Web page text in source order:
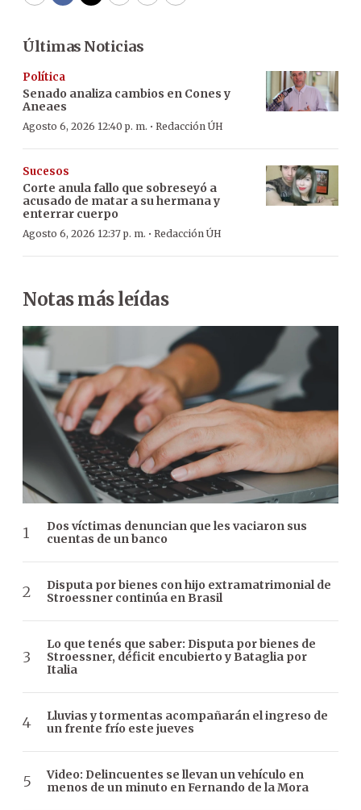
Últimas Noticias
Política
Senado analiza cambios en Cones y
Aneaes
Agosto 6, 2026 12:40 p. m. · Redacción ÚH
Sucesos
Corte anula fallo que sobreseyó a
acusado de matar a su hermana y
enterrar cuerpo
Agosto 6, 2026 12:37 p. m. · Redacción ÚH
Notas más leídas
Dos víctimas denuncian que les vaciaron sus
cuentas de un banco
Disputa por bienes con hijo extramatrimonial de
Stroessner continúa en Brasil
Lo que tenés que saber: Disputa por bienes de
Stroessner, déficit encubierto y Bataglia por
Italia
Lluvias y tormentas acompañarán el ingreso de
un frente frío este jueves
Video: Delincuentes se llevan un vehículo en
menos de un minuto en Fernando de la Mora